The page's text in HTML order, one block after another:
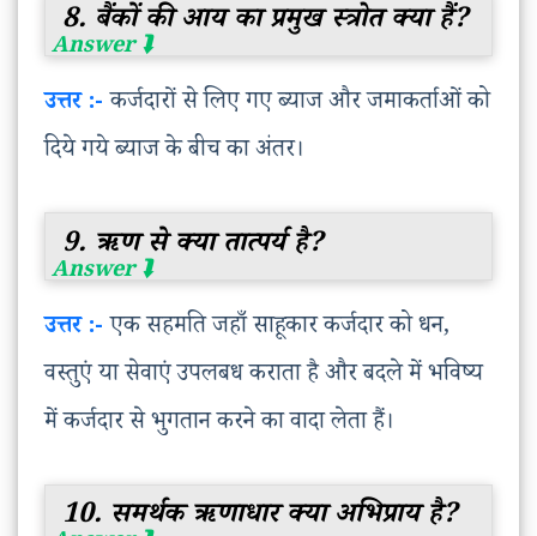
8. बैंकों की आय का प्रमुख स्त्रोत क्या हैं?
उत्तर :-कर्जदारों से लिए गए ब्याज और जमाकर्ताओं को
दिये गये ब्याज के बीच का अंतर।
9. ऋण से क्या तात्पर्य है?
उत्तर :-एक सहमति जहाँ साहूकार कर्जदार को धन,
वस्तुएं या सेवाएं उपलबध कराता है और बदले में भविष्य
में कर्जदार से भुगतान करने का वादा लेता हैं।
10. समर्थक ऋणाधार क्या अभिप्राय है?